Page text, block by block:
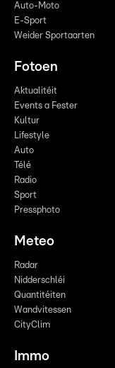
Auto-Moto
E-Sport
Weider Sportaarten
Fotoen
Aktualitéit
Events a Fester
Kultur
Lifestyle
Auto
Télé
Radio
Sport
Pressphoto
Meteo
Radar
Nidderschléi
Quantitéiten
Wandvitessen
CityClim
Immo